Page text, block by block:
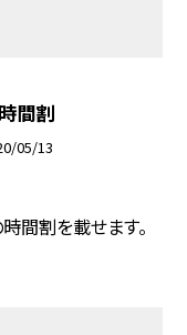
間割
05/13
時間割を載せます。